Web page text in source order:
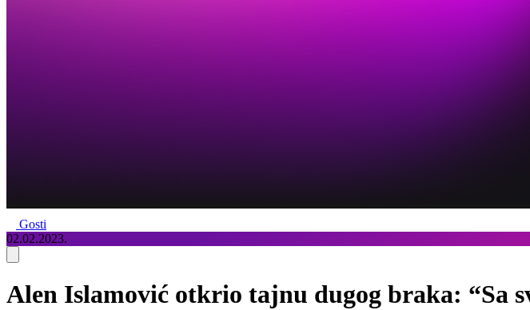
Gosti
02.02.2023.
Alen Islamović otkrio tajnu dugog braka: “Sa